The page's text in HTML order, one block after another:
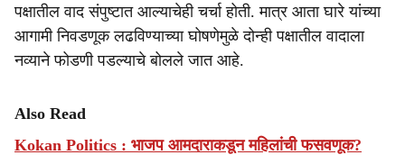
पक्षातील वाद संपुष्टात आल्याचेही चर्चा होती. मात्र आता घारे यांच्या
आगामी निवडणूक लढविण्याच्या घोषणेमुळे दोन्ही पक्षातील वादाला
नव्याने फोडणी पडल्याचे बोलले जात आहे.
Also Read
Kokan Politics : भाजप आमदाराकडून महिलांची फसवणूक?